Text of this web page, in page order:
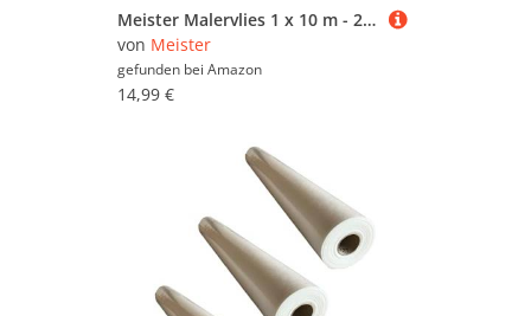
Meister Malervlies 1 x 10 m - 220 g/m² Grammatur - Rutschfeste Rückseite - Staubfreies & Saugfähiges Abdeckvlies / Schutzvlies zum Tapezieren / Malerfilz auf Rolle / 4378430
von Meister
gefunden bei Amazon
14,99 €